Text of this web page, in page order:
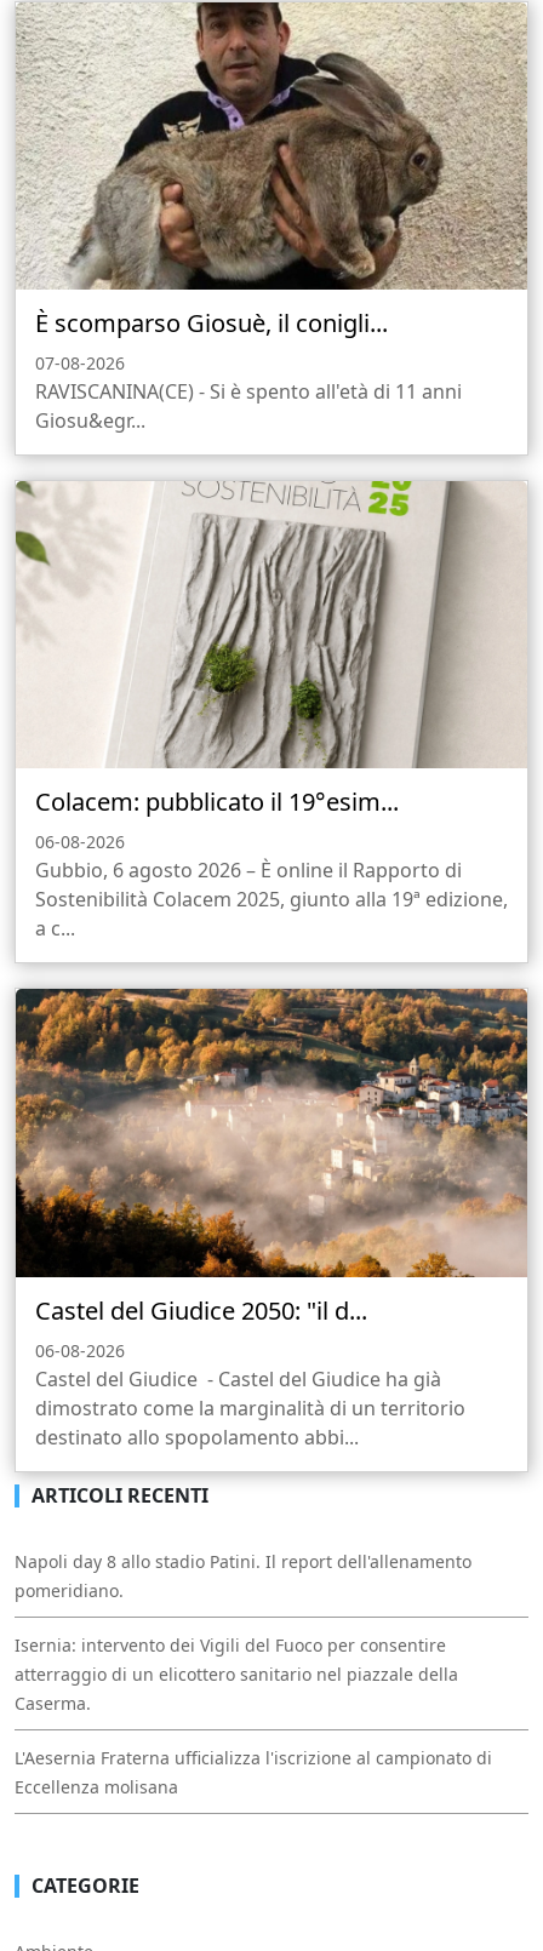
È scomparso Giosuè, il conigli...
07-08-2026
RAVISCANINA(CE) - Si è spento all'età di 11 anni
Giosu&egr...
Colacem: pubblicato il 19°esim...
06-08-2026
Gubbio, 6 agosto 2026 – È online il Rapporto di
Sostenibilità Colacem 2025, giunto alla 19ª edizione,
a c...
Castel del Giudice 2050: "il d...
06-08-2026
Castel del Giudice - Castel del Giudice ha già
dimostrato come la marginalità di un territorio
destinato allo spopolamento abbi...
ARTICOLI RECENTI
Napoli day 8 allo stadio Patini. Il report dell'allenamento
pomeridiano.
Isernia: intervento dei Vigili del Fuoco per consentire
atterraggio di un elicottero sanitario nel piazzale della
Caserma.
L'Aesernia Fraterna ufficializza l'iscrizione al campionato di
Eccellenza molisana
CATEGORIE